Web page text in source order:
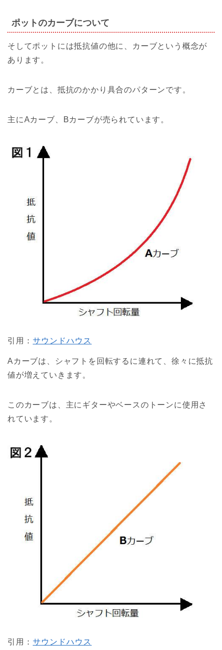
ポットのカーブについて
そしてポットには抵抗値の他に、カーブという概念が
あります。
カーブとは、抵抗のかかり具合のパターンです。
主にAカーブ、Bカーブが売られています。
引用： サウンドハウス
Aカーブは、シャフトを回転するに連れて、徐々に抵抗
値が増えていきます。
このカーブは、主にギターやベースのトーンに使用さ
れています。
引用： サウンドハウス